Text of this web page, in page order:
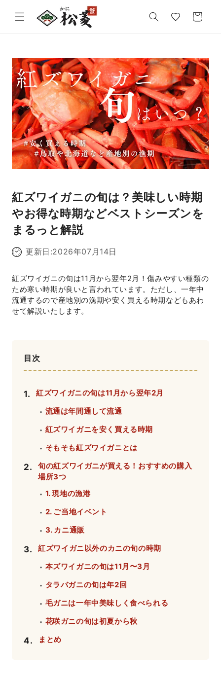
に
ー
紅ズワイガニの旬は？美味しい時期
やお得な時期などベストシーズンを
まるっと解説
更新日:2026年07月14日
紅ズワイガニの旬は11月から翌年2月！傷みやすい種類の
ため寒い時期が良いと言われています。ただし、一年中
流通するので産地別の漁期や安く買える時期などもあわ
せて解説いたします。
目次
1. 紅ズワイガニの旬は11月から翌年2月
・ 流通は年間通して流通
・ 紅ズワイガニを安く買える時期
・ そもそも紅ズワイガニとは
2.
旬の紅ズワイガニが買える！おすすめの購入
場所3つ
・ 1. 現地の漁港
・ 2. ご当地イベント
・ 3. カニ通販
3. 紅ズワイガニ以外のカニの旬の時期
・ 本ズワイガニの旬は11月〜3月
・ タラバガニの旬は年2回
・ 毛ガニは一年中美味しく食べられる
・ 花咲ガニの旬は初夏から秋
4. まとめ